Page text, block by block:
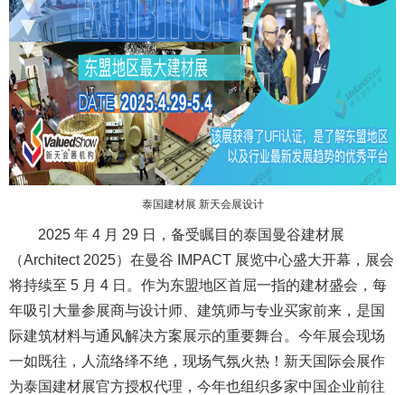
泰国建材展 新天会展设计
2025 年 4 月 29 日，备受瞩目的泰国曼谷建材展
（Architect 2025）在曼谷 IMPACT 展览中心盛大开幕，展会
将持续至 5 月 4 日。作为东盟地区首屈一指的建材盛会，每
年吸引大量参展商与设计师、建筑师与专业买家前来，是国
际建筑材料与通风解决方案展示的重要舞台。今年展会现场
一如既往，人流络绎不绝，现场气氛火热！新天国际会展作
为泰国建材展官方授权代理，今年也组织多家中国企业前往